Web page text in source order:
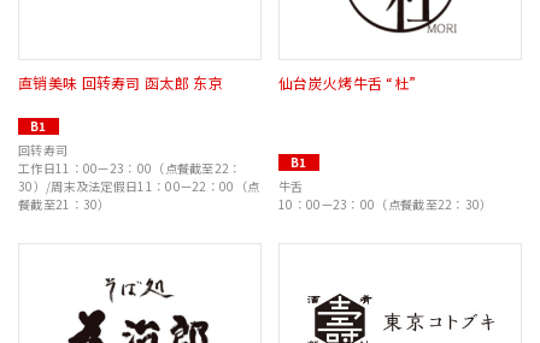
直销美味 回转寿司 函太郎 东京
B1
回转寿司
工作日11：00—23：00（点餐截至22：
30）/周末及法定假日11：00—22：00（点
餐截至21：30）
仙台炭火烤牛舌 “杜”
B1
牛舌
10：00—23：00（点餐截至22：30）